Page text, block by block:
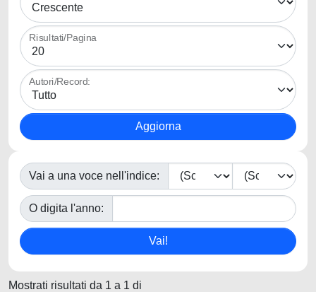
Risultati/Pagina
Autori/Record:
Vai a una voce nell'indice:
O digita l'anno:
Mostrati risultati da 1 a 1 di